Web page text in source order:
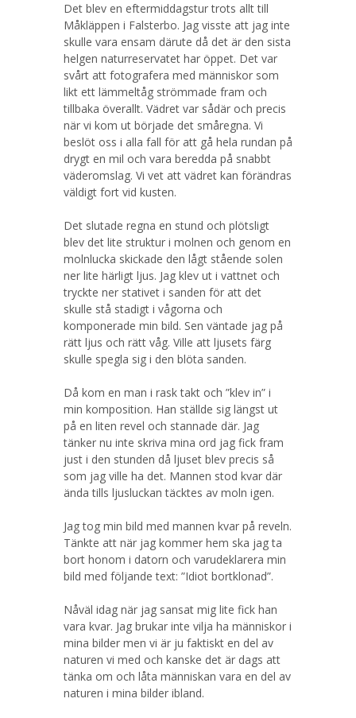
Det blev en eftermiddagstur trots allt till
Måkläppen i Falsterbo. Jag visste att jag inte
skulle vara ensam därute då det är den sista
helgen naturreservatet har öppet. Det var
svårt att fotografera med människor som
likt ett lämmeltåg strömmade fram och
tillbaka överallt. Vädret var sådär och precis
när vi kom ut började det småregna. Vi
beslöt oss i alla fall för att gå hela rundan på
drygt en mil och vara beredda på snabbt
väderomslag. Vi vet att vädret kan förändras
väldigt fort vid kusten.
Det slutade regna en stund och plötsligt
blev det lite struktur i molnen och genom en
molnlucka skickade den lågt stående solen
ner lite härligt ljus. Jag klev ut i vattnet och
tryckte ner stativet i sanden för att det
skulle stå stadigt i vågorna och
komponerade min bild. Sen väntade jag på
rätt ljus och rätt våg. Ville att ljusets färg
skulle spegla sig i den blöta sanden.
Då kom en man i rask takt och ”klev in” i
min komposition. Han ställde sig längst ut
på en liten revel och stannade där. Jag
tänker nu inte skriva mina ord jag fick fram
just i den stunden då ljuset blev precis så
som jag ville ha det. Mannen stod kvar där
ända tills ljusluckan täcktes av moln igen.
Jag tog min bild med mannen kvar på reveln.
Tänkte att när jag kommer hem ska jag ta
bort honom i datorn och varudeklarera min
bild med följande text: ”Idiot bortklonad”.
Nåväl idag när jag sansat mig lite fick han
vara kvar. Jag brukar inte vilja ha människor i
mina bilder men vi är ju faktiskt en del av
naturen vi med och kanske det är dags att
tänka om och låta människan vara en del av
naturen i mina bilder ibland.